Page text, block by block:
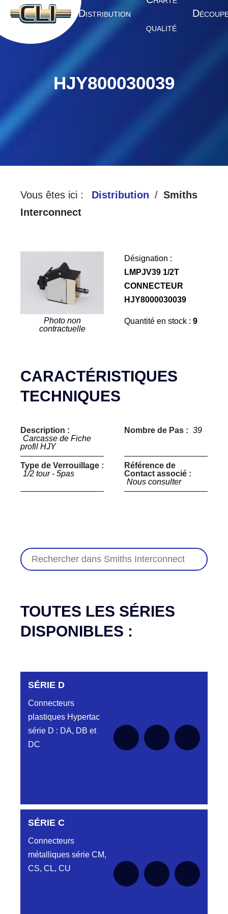
A CCUEIL DISTRIBUTION
QUALITÉ
D
HJY800030039
Vous êtes ici : Distribution
Smiths
Interconnect
Photo non
contractuelle
Désignation :
LMPJV39 1/2T
CONNECTEUR
HJY8000030039
Quantité en stock : 9
CARACTÉRISTIQUES
TECHNIQUES
Description :
Carcasse de Fiche
profil HJY
Nombre de Pas : 39
Type de Verrouillage :
1/2 tour - 5pas
Référence de
Contact associé :
Nous consulter
TOUTES LES SÉRIES
DISPONIBLES :
SÉRIE D
Connecteurs
plastiques Hypertac
série D : DA, DB et
DC
DC6122340N
D03EC612MT CONNECTEUR NOIR
DC6122340O
CONNECTEUR ORANGE DC612 23 40O
SÉRIE C
Connecteurs
métalliques série CM,
CS, CL, CU